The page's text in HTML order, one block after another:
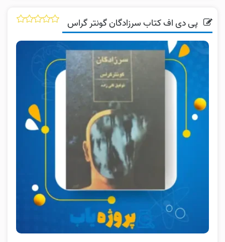
پی دی اف کتاب سرزادگان گونتر گراس